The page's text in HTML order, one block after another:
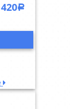
420Р